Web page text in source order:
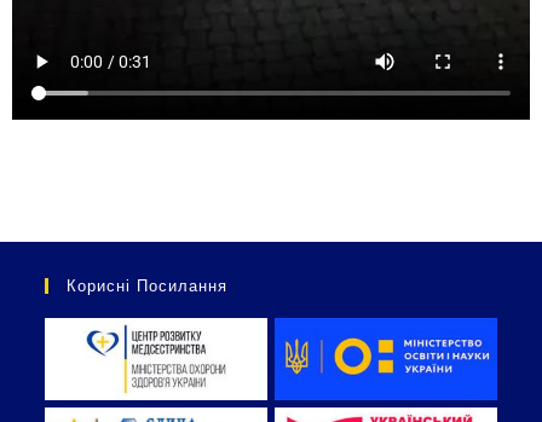
Корисні Посилання